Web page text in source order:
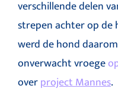
verschillende delen
strepen achter op de
werd de hond
onverwacht vroege
overproject Mannes.